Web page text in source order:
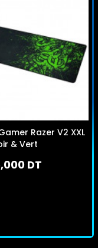
Razer V2 XXL
& Vert
DT